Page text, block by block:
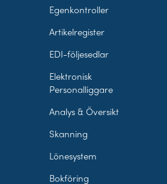
Egenkontroller
Artikelregister
EDI-följesedlar
Elektronisk
Personalliggare
Analys & Översikt
Skanning
Lönesystem
Bokföring